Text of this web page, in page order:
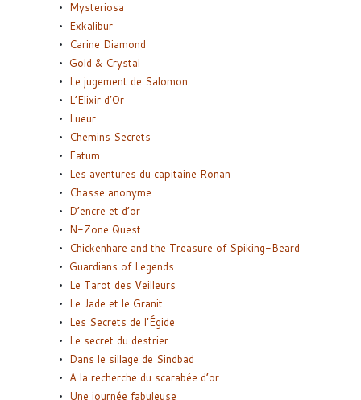
Mysteriosa
Exkalibur
Carine Diamond
Gold & Crystal
Le jugement de Salomon
L’Elixir d’Or
Lueur
Chemins Secrets
Fatum
Les aventures du capitaine Ronan
Chasse anonyme
D’encre et d’or
N-Zone Quest
Chickenhare and the Treasure of Spiking-Beard
Guardians of Legends
Le Tarot des Veilleurs
Le Jade et le Granit
Les Secrets de l’Égide
Le secret du destrier
Dans le sillage de Sindbad
A la recherche du scarabée d’or
Une journée fabuleuse